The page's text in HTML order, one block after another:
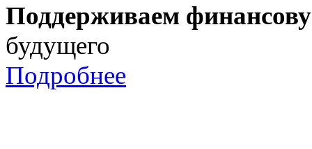
Поддерживаем
будущего
Подробнее